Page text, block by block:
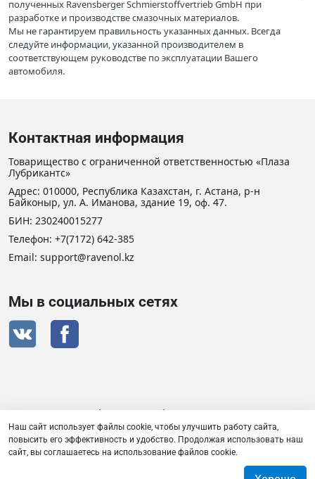
полученных Ravensberger Schmierstoffvertrieb GmbH при
разработке и производстве смазочных материалов.
Мы не гарантируем правильность указанных данных. Всегда
следуйте информации, указанной производителем в
соответствующем руководстве по эксплуатации Вашего
автомобиля.
Контактная информация
Товарищество с ограниченной ответственностью «Плаза
Лубрикантс»
Адрес: 010000, Республика Казахстан, г. Астана, р-н
Байконыр, ул. А. Иманова, здание 19, оф. 47.
БИН: 230240015277
Телефон: +7(7172) 642-385
Email: support@ravenol.kz
Мы в социальных сетях
Сертификат дистрибьютора RAVENOL
Товарищество с ограниченной ответственностью «Плаза
Наш сайт использует файлы cookie, чтобы улучшить работу сайта,
повысить его эффективность и удобство. Продолжая использовать наш
сайт, вы соглашаетесь на использование файлов cookie.